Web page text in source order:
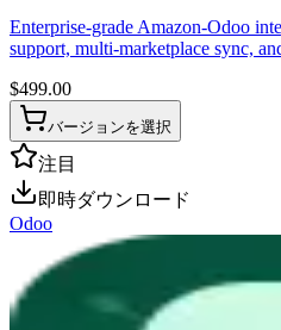
Enterprise-grade Amazon-Odoo
support, multi-marketplace sync,
$499.00
バージョンを選択
注目
即時ダウンロード
Odoo